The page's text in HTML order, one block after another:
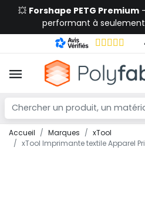
💥 Forshape PETG Premium
performant à seulement
Accueil Marques
xTool
xTool Imprimante textile Apparel